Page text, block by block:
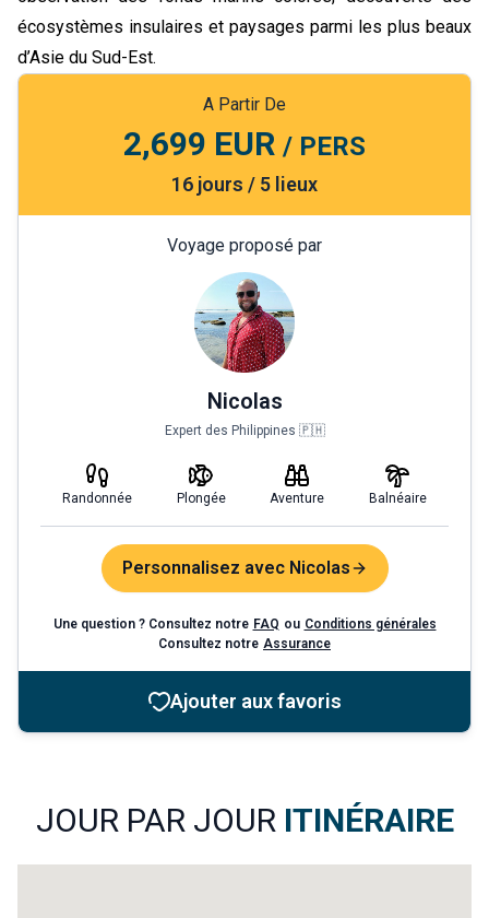
écosystèmes insulaires et paysages parmi les plus beaux
d’Asie du Sud-Est.
A Partir De
2,699 EUR / PERS
16 jours / 5 lieux
Voyage proposé par
Nicolas
Expert des Philippines 🇵🇭
Randonnée Plongée Aventure Balnéaire
Personnalisez avec Nicolas
Une question ? Consultez notre FAQ ou Conditions générales
Consultez notre Assurance
Ajouter aux favoris
JOUR PAR JOUR ITINÉRAIRE